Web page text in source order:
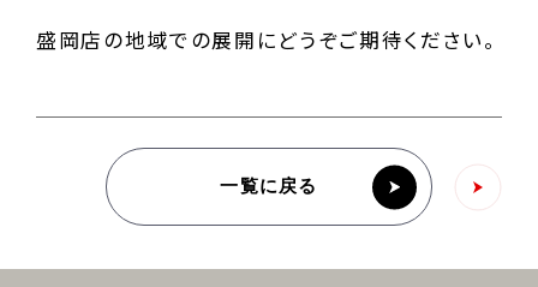
盛岡店の地域での展開にどうぞご期待ください。
一覧に戻る